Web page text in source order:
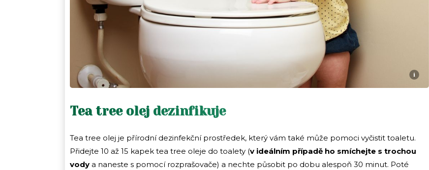
i
Tea tree olej dezinfikuje
Tea tree olej je přírodní dezinfekční prostředek, který vám také může pomoci vyčistit toaletu.
Přidejte 10 až 15 kapek tea tree oleje do toalety (v ideálním případě ho smíchejte s trochou
vody a naneste s pomocí rozprašovače) a nechte působit po dobu alespoň 30 minut. Poté